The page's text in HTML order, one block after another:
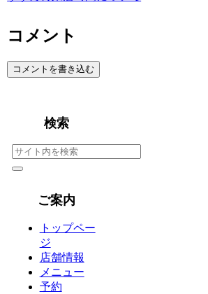
コメント
コメントを書き込む
検索
ご案内
トップペー
ジ
店舗情報
メニュー
予約